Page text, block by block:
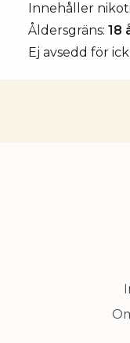
Innehåller
Åldersgräns: 18
Ej avsedd för